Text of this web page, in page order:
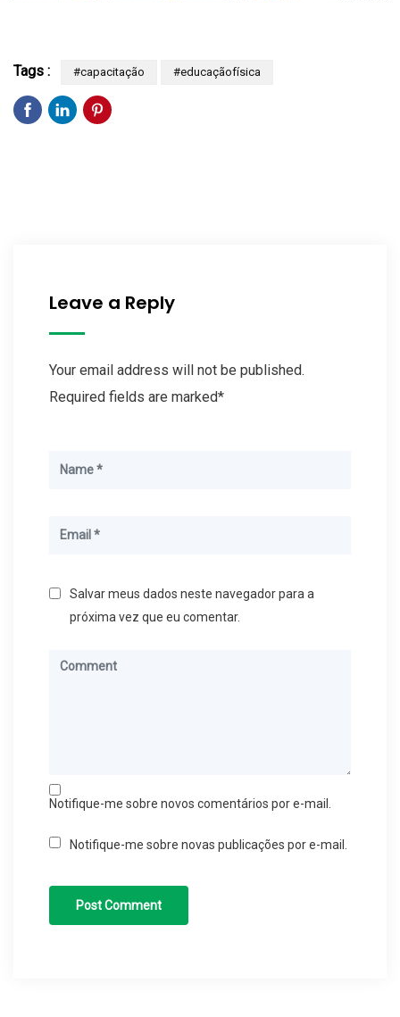
Tags : #capacitação #educaçãofísica
Leave a Reply
Your email address will not be published.
Required fields are marked*
Salvar meus dados neste navegador para a
próxima vez que eu comentar.
Notifique-me sobre novos comentários por e-mail.
Notifique-me sobre novas publicações por e-mail.